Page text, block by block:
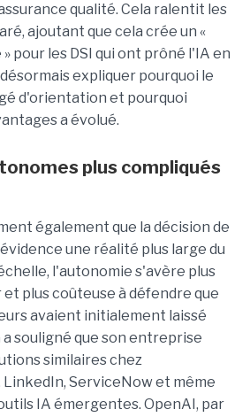
qualité. Cela ralentit les
ajoutant que cela crée un «
pour les DSI qui ont prôné l'IA en
expliquer pourquoi le
d'orientation et pourquoi
a évolué.
plus compliqués
également que la décision de
une réalité plus large du
l'autonomie s'avère plus
plus coûteuse à défendre que
avaient initialement laissé
souligné que son entreprise
similaires chez
ServiceNow et même
IA émergentes. OpenAI, par